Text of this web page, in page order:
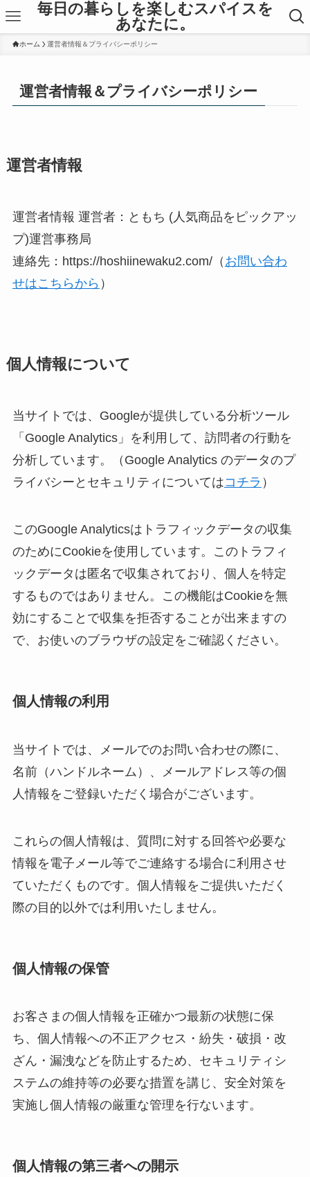
毎日の暮らしを楽しむスパイスを
あなたに。
ホーム 運営者情報＆プライバシーポリシー
運営者情報＆プライバシーポリシー
運営者情報
運営者情報 運営者：ともち (人気商品をピックアッ
プ)運営事務局
連絡先：https://hoshiinewaku2.com/（ お問い合わ
せはこちらから ）
個人情報について
当サイトでは、Googleが提供している分析ツール
「Google Analytics」を利用して、訪問者の行動を
分析しています。（Google Analytics のデータのプ
ライバシーとセキュリティについてはコチラ ）
このGoogle Analyticsはトラフィックデータの収集
のためにCookieを使用しています。このトラフィ
ックデータは匿名で収集されており、個人を特定
するものではありません。この機能はCookieを無
効にすることで収集を拒否することが出来ますの
で、お使いのブラウザの設定をご確認ください。
個人情報の利用
当サイトでは、メールでのお問い合わせの際に、
名前（ハンドルネーム）、メールアドレス等の個
人情報をご登録いただく場合がございます。
これらの個人情報は、質問に対する回答や必要な
情報を電子メール等でご連絡する場合に利用させ
ていただくものです。個人情報をご提供いただく
際の目的以外では利用いたしません。
個人情報の保管
お客さまの個人情報を正確かつ最新の状態に保
ち、個人情報への不正アクセス・紛失・破損・改
ざん・漏洩などを防止するため、セキュリティシ
ステムの維持等の必要な措置を講じ、安全対策を
実施し個人情報の厳重な管理を行ないます。
個人情報の第三者への開示